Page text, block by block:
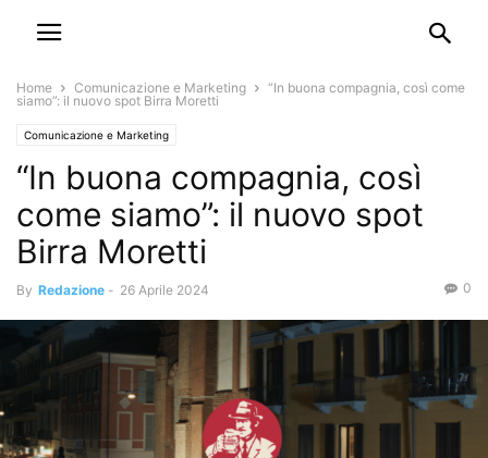
Home Comunicazione e Marketing
“In buona compagnia, così come
siamo”: il nuovo spot Birra Moretti
Comunicazione e Marketing
“In buona compagnia, così
come siamo”: il nuovo spot
Birra Moretti
By Redazione - 26 Aprile 2024 0